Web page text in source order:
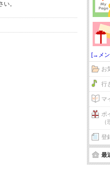
。
[→メン
お
行
マ
ポ
登
最